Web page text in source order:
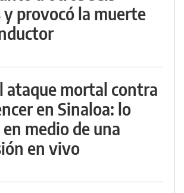
y provocó la muerte
ataque mortal contra
en Sinaloa: lo
medio de una
en vivo